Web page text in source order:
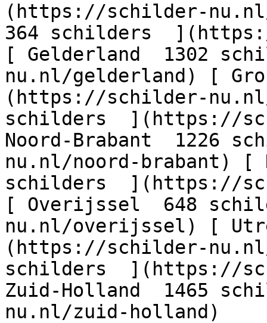
(https://schilder-
364 schilders
[ Gelderland  1302
nu.nl/gelderland) [
(https://schilder-
schilders  ](https://
Noord-Brabant  1226
nu.nl/noord-brabant) [
schilders  ](https://
[ Overijssel  648
nu.nl/overijssel) [
(https://schilder-
schilders  ](https://
Zuid-Holland  1465
nu.nl/zuid-holland)